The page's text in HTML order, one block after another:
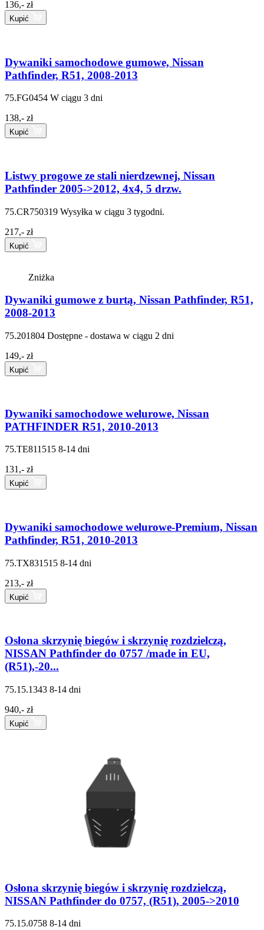
136,- zł
Kupić
Dywaniki samochodowe gumowe, Nissan
Pathfinder, R51, 2008-2013
75.FG0454 W ciągu 3 dni
138,- zł
Kupić
Listwy progowe ze stali nierdzewnej, Nissan
Pathfinder 2005->2012, 4x4, 5 drzw.
75.CR750319 Wysyłka w ciągu 3 tygodni.
217,- zł
Kupić
Zniżka
Dywaniki gumowe z burtą, Nissan Pathfinder, R51,
2008-2013
75.201804 Dostępne - dostawa w ciągu 2 dni
149,- zł
Kupić
Dywaniki samochodowe welurowe, Nissan
PATHFINDER R51, 2010-2013
75.TE811515 8-14 dni
131,- zł
Kupić
Dywaniki samochodowe welurowe-Premium, Nissan
Pathfinder, R51, 2010-2013
75.TX831515 8-14 dni
213,- zł
Kupić
Osłona skrzynię biegów i skrzynię rozdzielczą,
NISSAN Pathfinder do 0757 /made in EU,
(R51),-20...
75.15.1343 8-14 dni
940,- zł
Kupić
Osłona skrzynię biegów i skrzynię rozdzielczą,
NISSAN Pathfinder do 0757, (R51), 2005->2010
75.15.0758 8-14 dni